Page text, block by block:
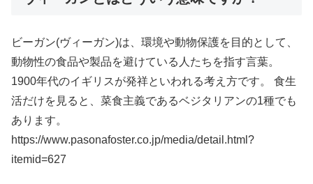
ビーガン(ヴィーガン)は、環境や動物保護を目的として、
動物性の食品や製品を避けている人たちを指す言葉。
1900年代のイギリスが発祥といわれる考え方です。 食生
活だけを見ると、菜食主義であるベジタリアンの1種でも
あります。
https://www.pasonafoster.co.jp/media/detail.html?
itemid=627